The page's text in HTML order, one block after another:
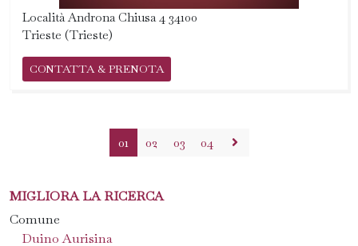
Località Androna Chiusa 4 34100
Trieste (Trieste)
CONTATTA & PRENOTA
01 02 03 04
MIGLIORA LA RICERCA
Comune
Duino Aurisina